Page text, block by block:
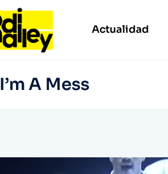
Actualidad
I’m A Mess